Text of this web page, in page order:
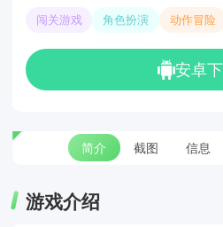
闯关游戏 角色扮演 动作冒险
安卓
简介 截图 信息
游戏介绍